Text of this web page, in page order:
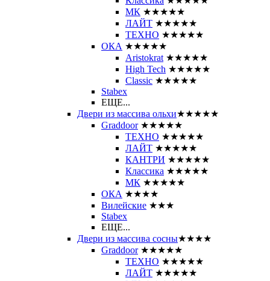
МК ★★★★★
ЛАЙТ ★★★★★
ТЕХНО ★★★★★
ОКА ★★★★★
Aristokrat ★★★★★
High Tech ★★★★★
Classic ★★★★★
Stabex
ЕЩЕ...
Двери из массива ольхи★★★★★
Graddoor ★★★★★
ТЕХНО ★★★★★
ЛАЙТ ★★★★★
КАНТРИ ★★★★★
Классика ★★★★★
МК ★★★★★
ОКА ★★★★
Вилейские ★★★
Stabex
ЕЩЕ...
Двери из массива сосны★★★★
Graddoor ★★★★★
ТЕХНО ★★★★★
ЛАЙТ ★★★★★